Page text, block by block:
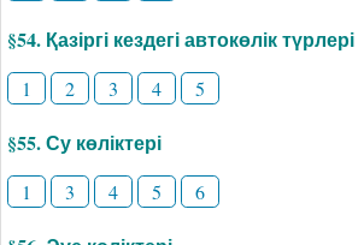
§54. Қазіргі кездегі автокөлік түрлері
1 2 3 4 5
§55. Су көліктері
1 3 4 5 6